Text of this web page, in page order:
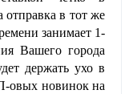
отправка в тот же
занимает 1-
Вашего города
держать ухо в
овых новинок на